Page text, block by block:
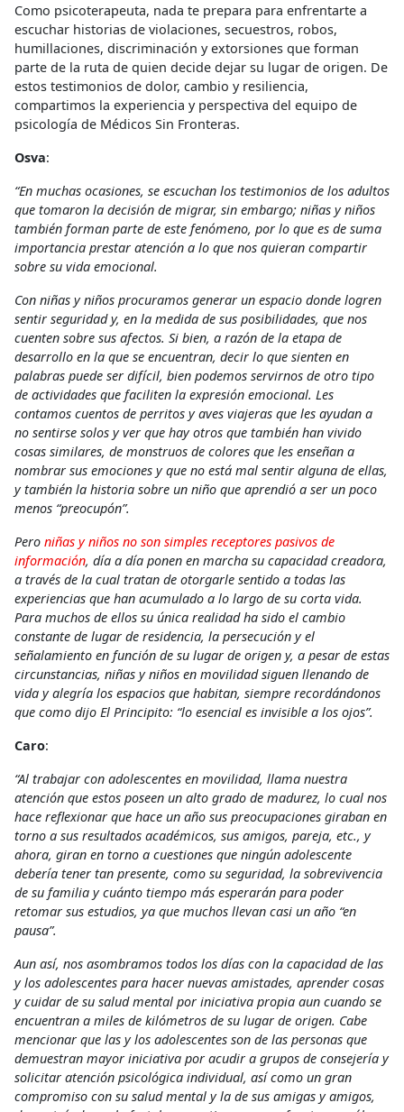
Como psicoterapeuta, nada te prepara para enfrentarte a
escuchar historias de violaciones, secuestros, robos,
humillaciones, discriminación y extorsiones que forman
parte de la ruta de quien decide dejar su lugar de origen. De
estos testimonios de dolor, cambio y resiliencia,
compartimos la experiencia y perspectiva del equipo de
psicología de Médicos Sin Fronteras.
Osva:
“En muchas ocasiones, se escuchan los testimonios de los adultos
que tomaron la decisión de migrar, sin embargo; niñas y niños
también forman parte de este fenómeno, por lo que es de suma
importancia prestar atención a lo que nos quieran compartir
sobre su vida emocional.
Con niñas y niños procuramos generar un espacio donde logren
sentir seguridad y, en la medida de sus posibilidades, que nos
cuenten sobre sus afectos. Si bien, a razón de la etapa de
desarrollo en la que se encuentran, decir lo que sienten en
palabras puede ser difícil, bien podemos servirnos de otro tipo
de actividades que faciliten la expresión emocional. Les
contamos cuentos de perritos y aves viajeras que les ayudan a
no sentirse solos y ver que hay otros que también han vivido
cosas similares, de monstruos de colores que les enseñan a
nombrar sus emociones y que no está mal sentir alguna de ellas,
y también la historia sobre un niño que aprendió a ser un poco
menos “preocupón”.
Pero niñas y niños no son simples receptores pasivos de
información, día a día ponen en marcha su capacidad creadora,
a través de la cual tratan de otorgarle sentido a todas las
experiencias que han acumulado a lo largo de su corta vida.
Para muchos de ellos su única realidad ha sido el cambio
constante de lugar de residencia, la persecución y el
señalamiento en función de su lugar de origen y, a pesar de estas
circunstancias, niñas y niños en movilidad siguen llenando de
vida y alegría los espacios que habitan, siempre recordándonos
que como dijo El Principito: “lo esencial es invisible a los ojos”.
Caro:
“Al trabajar con adolescentes en movilidad, llama nuestra
atención que estos poseen un alto grado de madurez, lo cual nos
hace reflexionar que hace un año sus preocupaciones giraban en
torno a sus resultados académicos, sus amigos, pareja, etc., y
ahora, giran en torno a cuestiones que ningún adolescente
debería tener tan presente, como su seguridad, la sobrevivencia
de su familia y cuánto tiempo más esperarán para poder
retomar sus estudios, ya que muchos llevan casi un año “en
pausa”.
Aun así, nos asombramos todos los días con la capacidad de las
y los adolescentes para hacer nuevas amistades, aprender cosas
y cuidar de su salud mental por iniciativa propia aun cuando se
encuentran a miles de kilómetros de su lugar de origen. Cabe
mencionar que las y los adolescentes son de las personas que
demuestran mayor iniciativa por acudir a grupos de consejería y
solicitar atención psicológica individual, así como un gran
compromiso con su salud mental y la de sus amigas y amigos,